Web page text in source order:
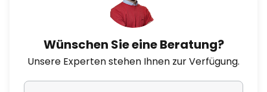
Wünschen Sie eine Beratung?
Unsere Experten stehen Ihnen zur Verfügung.